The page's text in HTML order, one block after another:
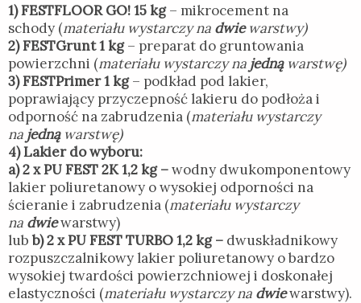
1) FESTFLOOR GO!15 kg– mikrocement na
schody (materiału wystarczy na dwiewarstwy)
2) FESTGrunt 1 kg– preparat do gruntowania
powierzchni (materiału wystarczy na jedną warstwę)
3) FESTPrimer 1 kg– podkład pod lakier,
poprawiający przyczepność lakieru do podłoża i
odporność na zabrudzenia (materiału wystarczy
na jedną warstwę)
4) Lakier do wyboru:
a) 2 x PU FEST 2K 1,2 kg –wodny dwukomponentowy
lakier poliuretanowy o wysokiej odporności na
ścieranie i zabrudzenia (materiału wystarczy
na dwiewarstwy)
lub b)2 x PU FEST TURBO 1,2 kg – dwuskładnikowy
rozpuszczalnikowy lakier poliuretanowy o bardzo
wysokiej twardości powierzchniowej i doskonałej
elastyczności (materiału wystarczy na dwiewarstwy).